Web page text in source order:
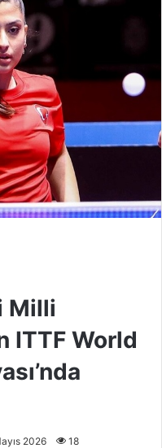
Milli
ITTF World
2026 18